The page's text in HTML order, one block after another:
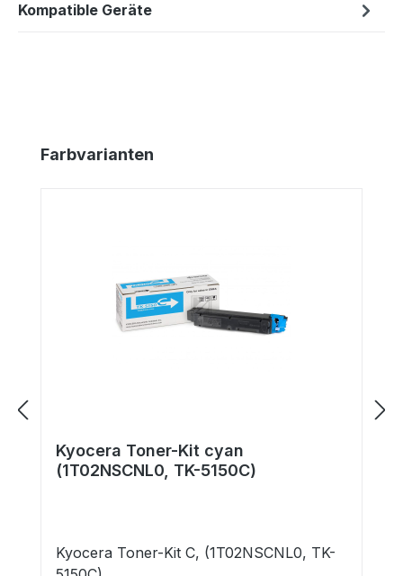
Kompatible Geräte
Produktgalerie überspringen
Farbvarianten
Kyocera Toner-Kit cyan
(1T02NSCNL0, TK-5150C)
Kyocera Toner-Kit C, (1T02NSCNL0, TK-